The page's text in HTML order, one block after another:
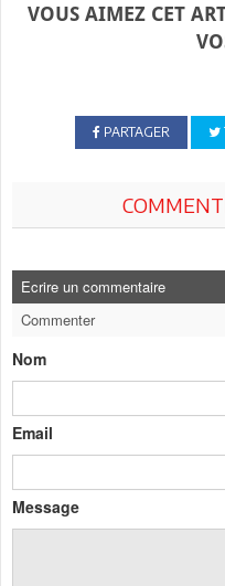
VOUS AIMEZ CET
PARTAGER
Ecrire un commentaire
Commenter
Nom
Email
Message